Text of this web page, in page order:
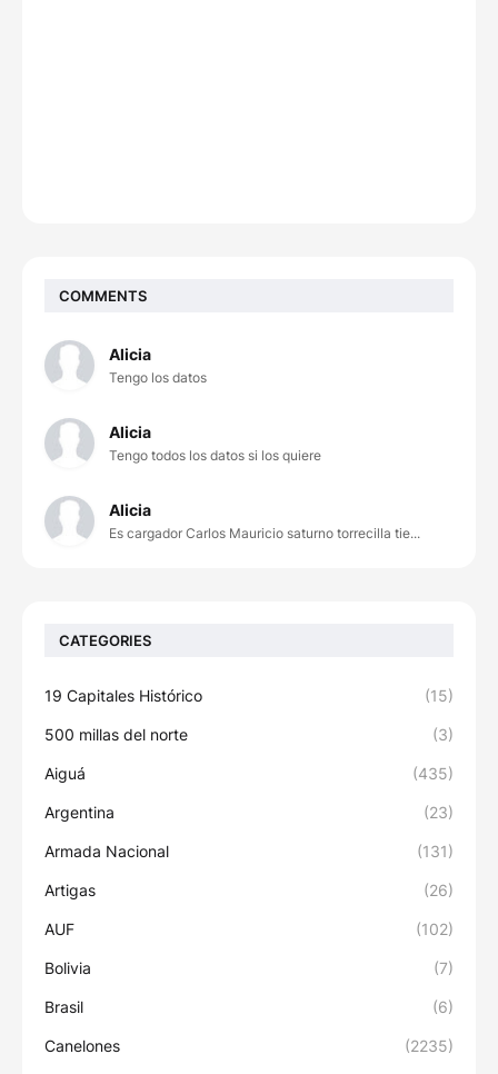
COMMENTS
Alicia
Tengo los datos
Alicia
Tengo todos los datos si los quiere
Alicia
Es cargador Carlos Mauricio saturno torrecilla tie...
CATEGORIES
19 Capitales Histórico (15)
500 millas del norte (3)
Aiguá (435)
Argentina (23)
Armada Nacional (131)
Artigas (26)
AUF (102)
Bolivia (7)
Brasil (6)
Canelones (2235)